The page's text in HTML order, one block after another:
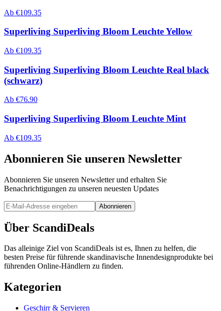
Ab €109.35
Superliving Superliving Bloom Leuchte Yellow
Ab €109.35
Superliving Superliving Bloom Leuchte Real black
(schwarz)
Ab €76.90
Superliving Superliving Bloom Leuchte Mint
Ab €109.35
Abonnieren Sie unseren Newsletter
Abonnieren Sie unseren Newsletter und erhalten Sie
Benachrichtigungen zu unseren neuesten Updates
Abonnieren
Über ScandiDeals
Das alleinige Ziel von ScandiDeals ist es, Ihnen zu helfen, die
besten Preise für führende skandinavische Innendesignprodukte bei
führenden Online-Händlern zu finden.
Kategorien
Geschirr & Servieren